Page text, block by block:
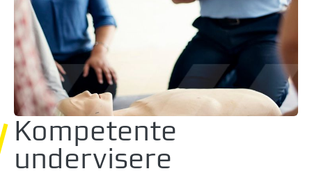
Kompetente
undervisere